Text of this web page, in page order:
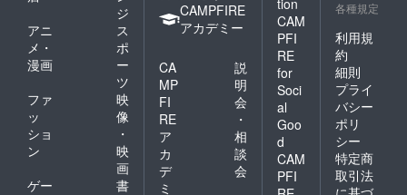
ジ
アニ
メ・
漫画
ス
ポ
ー
ツ
ファ
ッ
ショ
ン
映
像
・
映
画
ゲー
書
CAMPFIRE
アカデミー
CA
MP
FI
RE
ア
カ
デ
ミ
説
明
会
・
相
談
会
CAM
PFI
RE
for
Soci
al
Goo
d
CAM
PFI
各種規定
利用規
約
細則
プライ
バシー
ポリ
シー
特定商
取引法